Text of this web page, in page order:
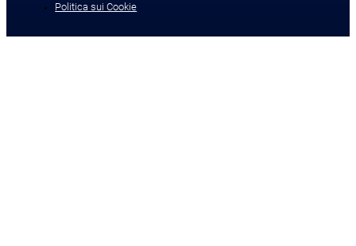
Politica sui Cookie